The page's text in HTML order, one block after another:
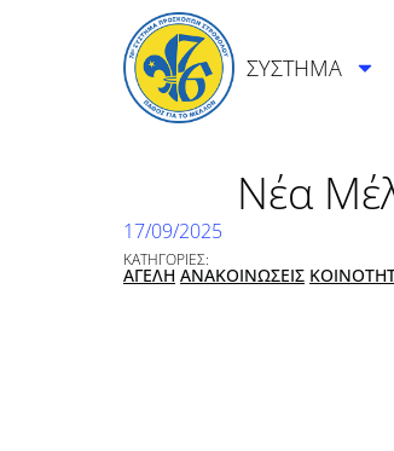
ΣΥΣΤΗΜΑ
Νέα
17/09/2025
ΚΑΤΗΓΟΡΙΕΣ:
ΑΓΕΛΗ ΑΝΑΚΟΙΝΩΣΕΙΣ